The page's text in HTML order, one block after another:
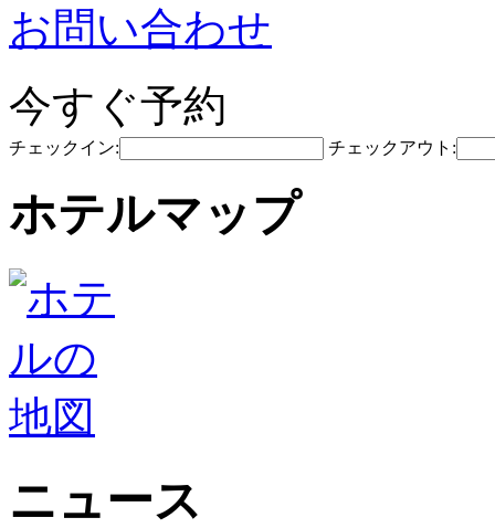
お問い合わせ
今すぐ予約
チェックイン: チェックアウト:
ホテルマップ
ニュース